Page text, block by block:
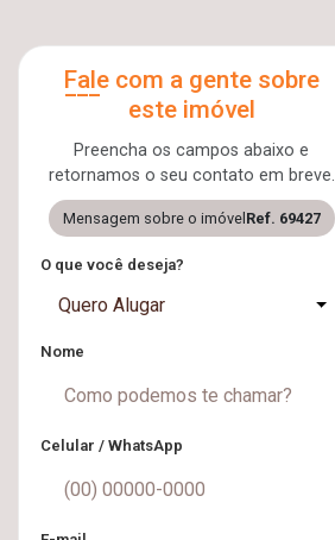
Fale com a gente sobre
este imóvel
Preencha os campos abaixo e
retornamos o seu contato em breve.
Mensagem sobre o imóvel Ref. 69427
O que você deseja?
Quero Alugar
Nome
Celular / WhatsApp